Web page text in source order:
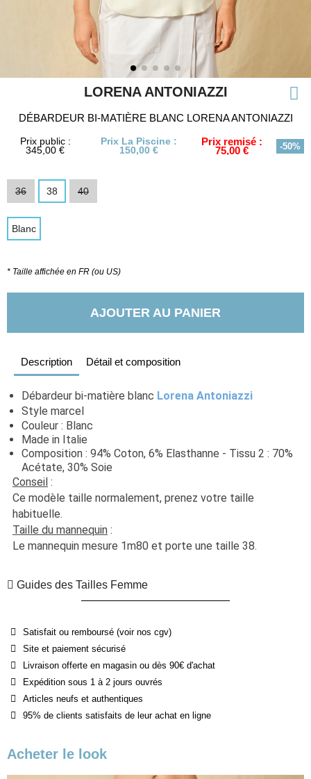
LORENA ANTONIAZZI
DÉBARDEUR BI-MATIÈRE BLANC LORENA ANTONIAZZI
Prix public :
345,00 €
Prix La Piscine :
150,00 €
Prix remisé :
75,00 € -50%
36 38 40
Blanc
* Taille affichée en FR (ou US)
AJOUTER AU PANIER
Description Détail et composition
Débardeur bi-matière blanc Lorena Antoniazzi
Style marcel
Couleur : Blanc
Made in Italie
Composition : 94% Coton, 6% Elasthanne - Tissu 2 : 70%
Acétate, 30% Soie
Conseil :
Ce modèle taille normalement, prenez votre taille
habituelle.
Taille du mannequin :
Le mannequin mesure 1m80 et porte une taille 38.
Guides des Tailles Femme
Satisfait ou remboursé (voir nos cgv)
Site et paiement sécurisé
Livraison offerte en magasin ou dès 90€ d'achat
Expédition sous 1 à 2 jours ouvrés
Articles neufs et authentiques
95% de clients satisfaits de leur achat en ligne
Acheter le look